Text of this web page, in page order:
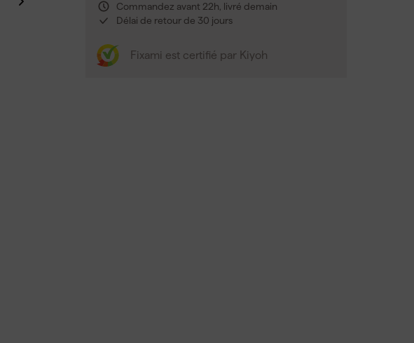
Commandez avant 22h, livré demain
Délai de retour de 30 jours
Fixami est certifié par Kiyoh